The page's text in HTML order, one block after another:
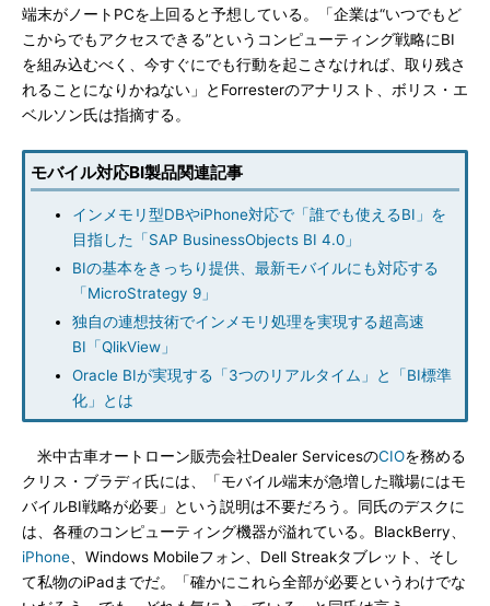
端末がノートPCを上回ると予想している。「企業は“いつでもど
こからでもアクセスできる”というコンピューティング戦略にBI
を組み込むべく、今すぐにでも行動を起こさなければ、取り残さ
れることになりかねない」とForresterのアナリスト、ボリス・エ
ベルソン氏は指摘する。
モバイル対応BI製品関連記事
インメモリ型DBやiPhone対応で「誰でも使えるBI」を
目指した「SAP BusinessObjects BI 4.0」
BIの基本をきっちり提供、最新モバイルにも対応する
「MicroStrategy 9」
独自の連想技術でインメモリ処理を実現する超高速
BI「QlikView」
Oracle BIが実現する「3つのリアルタイム」と「BI標準
化」とは
米中古車オートローン販売会社Dealer ServicesのCIOを務める
クリス・ブラディ氏には、「モバイル端末が急増した職場にはモ
バイルBI戦略が必要」という説明は不要だろう。同氏のデスクに
は、各種のコンピューティング機器が溢れている。BlackBerry、
iPhone 、Windows Mobileフォン、Dell Streakタブレット、そし
て私物のiPadまでだ。「確かにこれら全部が必要というわけでな